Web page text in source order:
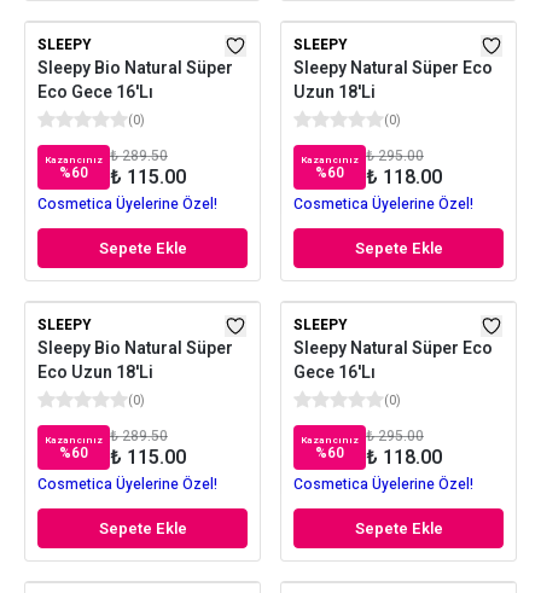
SLEEPY
Sleepy Bio Natural Süper
Eco Gece 16'Lı
(0)
Kazancınız
%60
₺ 289.50
₺ 115.00
Cosmetica Üyelerine Özel!
Sepete Ekle
SLEEPY
Sleepy Natural Süper Eco
Uzun 18'Li
(0)
Kazancınız
%60
₺ 295.00
₺ 118.00
Cosmetica Üyelerine Özel!
Sepete Ekle
SLEEPY
Sleepy Bio Natural Süper
Eco Uzun 18'Li
(0)
Kazancınız
%60
₺ 289.50
₺ 115.00
Cosmetica Üyelerine Özel!
Sepete Ekle
SLEEPY
Sleepy Natural Süper Eco
Gece 16'Lı
(0)
Kazancınız
%60
₺ 295.00
₺ 118.00
Cosmetica Üyelerine Özel!
Sepete Ekle